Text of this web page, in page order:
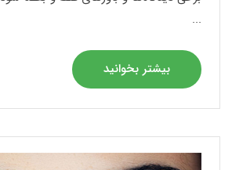
...
بیشتر بخوانید